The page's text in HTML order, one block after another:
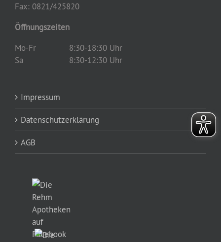
Fax: 0821/425820
Öffnungszeiten
Mo-Fr
8:30-18:30 Uhr
Sa
8:30-12:30 Uhr
Impressum
Datenschutzerklärung
AGB